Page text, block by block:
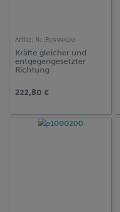
Artikel-Nr.: P0999400
Kräfte gleicher und
entgegengesetzter
Richtung
222,80 €